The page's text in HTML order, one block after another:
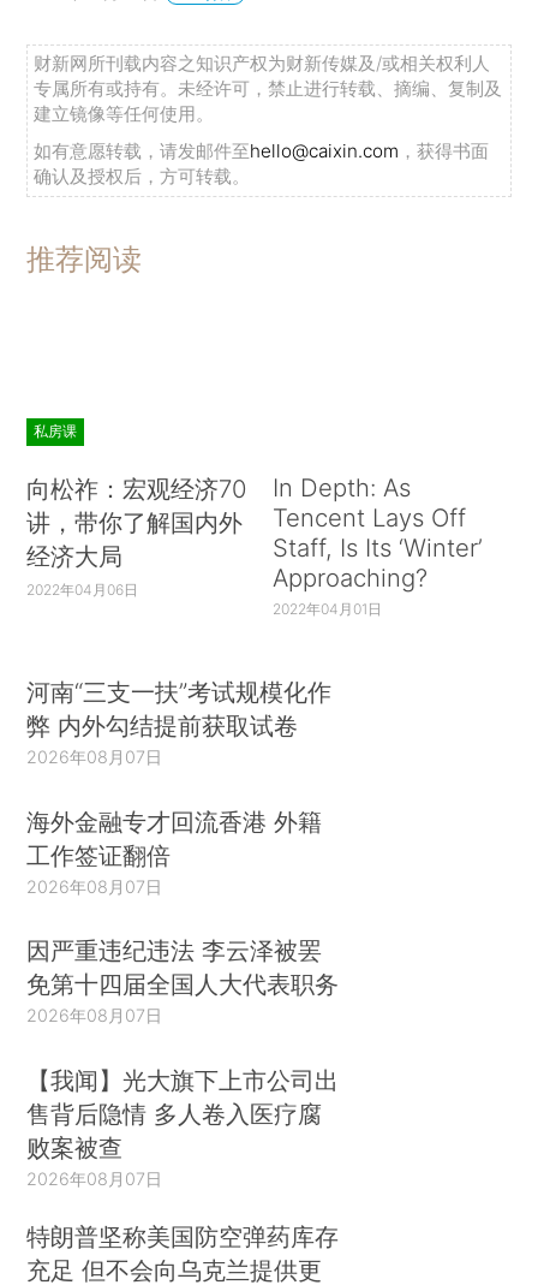
财新网所刊载内容之知识产权为财新传媒及/或相关权利人
专属所有或持有。未经许可，禁止进行转载、摘编、复制及
建立镜像等任何使用。
如有意愿转载，请发邮件至hello@caixin.com ，获得书面
确认及授权后，方可转载。
推荐阅读
私房课
向松祚：宏观经济70
讲，带你了解国内外
经济大局
2022年04月06日
In Depth: As
Tencent Lays Off
Staff, Is Its ‘Winter’
Approaching?
2022年04月01日
河南“三支一扶”考试规模化作
弊 内外勾结提前获取试卷
2026年08月07日
海外金融专才回流香港 外籍
工作签证翻倍
2026年08月07日
因严重违纪违法 李云泽被罢
免第十四届全国人大代表职务
2026年08月07日
【我闻】光大旗下上市公司出
售背后隐情 多人卷入医疗腐
败案被查
2026年08月07日
特朗普坚称美国防空弹药库存
充足 但不会向乌克兰提供更